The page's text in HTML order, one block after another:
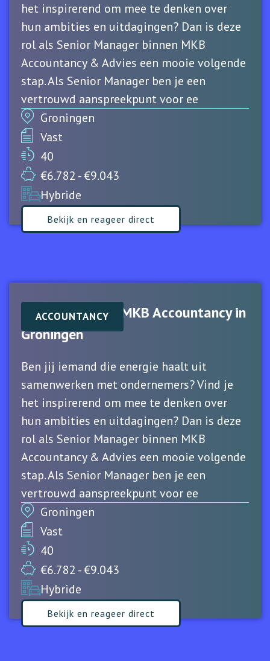
het inspirerend om mee te denken over
hun ambities en uitdagingen? Dan is deze
rol als Senior Manager binnen MKB
Accountancy & Advies een mooie volgende
stap. Als Senior Manager ben je een
vertrouwd aanspreekpunt voor ee
Groningen
Vast
40
€6.782 - €9.043
Hybride
Bekijk en reageer direct
ACCOUNTANCY
Senior Manager MKB Accountancy in
Groningen
Ben jij iemand die energie haalt uit
samenwerken met ondernemers? Vind je
het inspirerend om mee te denken over
hun ambities en uitdagingen? Dan is deze
rol als Senior Manager binnen MKB
Accountancy & Advies een mooie volgende
stap. Als Senior Manager ben je een
vertrouwd aanspreekpunt voor ee
Groningen
Vast
40
€6.782 - €9.043
Hybride
Bekijk en reageer direct